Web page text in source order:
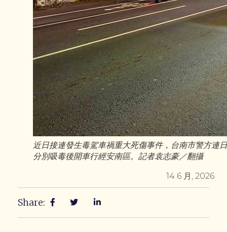
近日接連發生毒駕車禍重大死傷事件，台南市警方連
分別吸毒後開車行經安南區。記者袁志豪／翻攝
14 6 月, 2026
Share: